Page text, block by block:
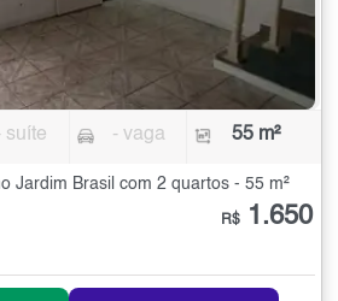
suíte - vaga 55 m²
Jardim Brasil com 2 quartos - 55 m²
R$ 1.650